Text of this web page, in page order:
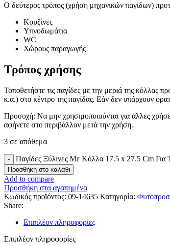
Ο δεύτερος τρόπος (χρήση μηχανικών παγίδων)
Kουζίνες
Yπνοδωμάτια
WC
Χώρους παραγωγής
Τρόπος χρήσης
Τοποθετήστε τις παγίδες με την μεριά της κόλλας
κ.α.) στο κέντρο της παγίδας. Εάν δεν υπάρχουν
Προσοχή: Να μην χρησιμοποιούνται για άλλες
αφήνετε στο περιβάλλον μετά την χρήση.
3 σε απόθεμα
Παγίδες Ξύλινες Με Κόλλα 17.5 x 27.5 Cm Για
Προσθήκη στο καλάθι
Add to compare
Προσθήκη στα αγαπημένα
Κωδικός προϊόντος: 09-14635 Κατηγορία:
Share:
Επιπλέον πληροφορίες
Επιπλέον πληροφορίες